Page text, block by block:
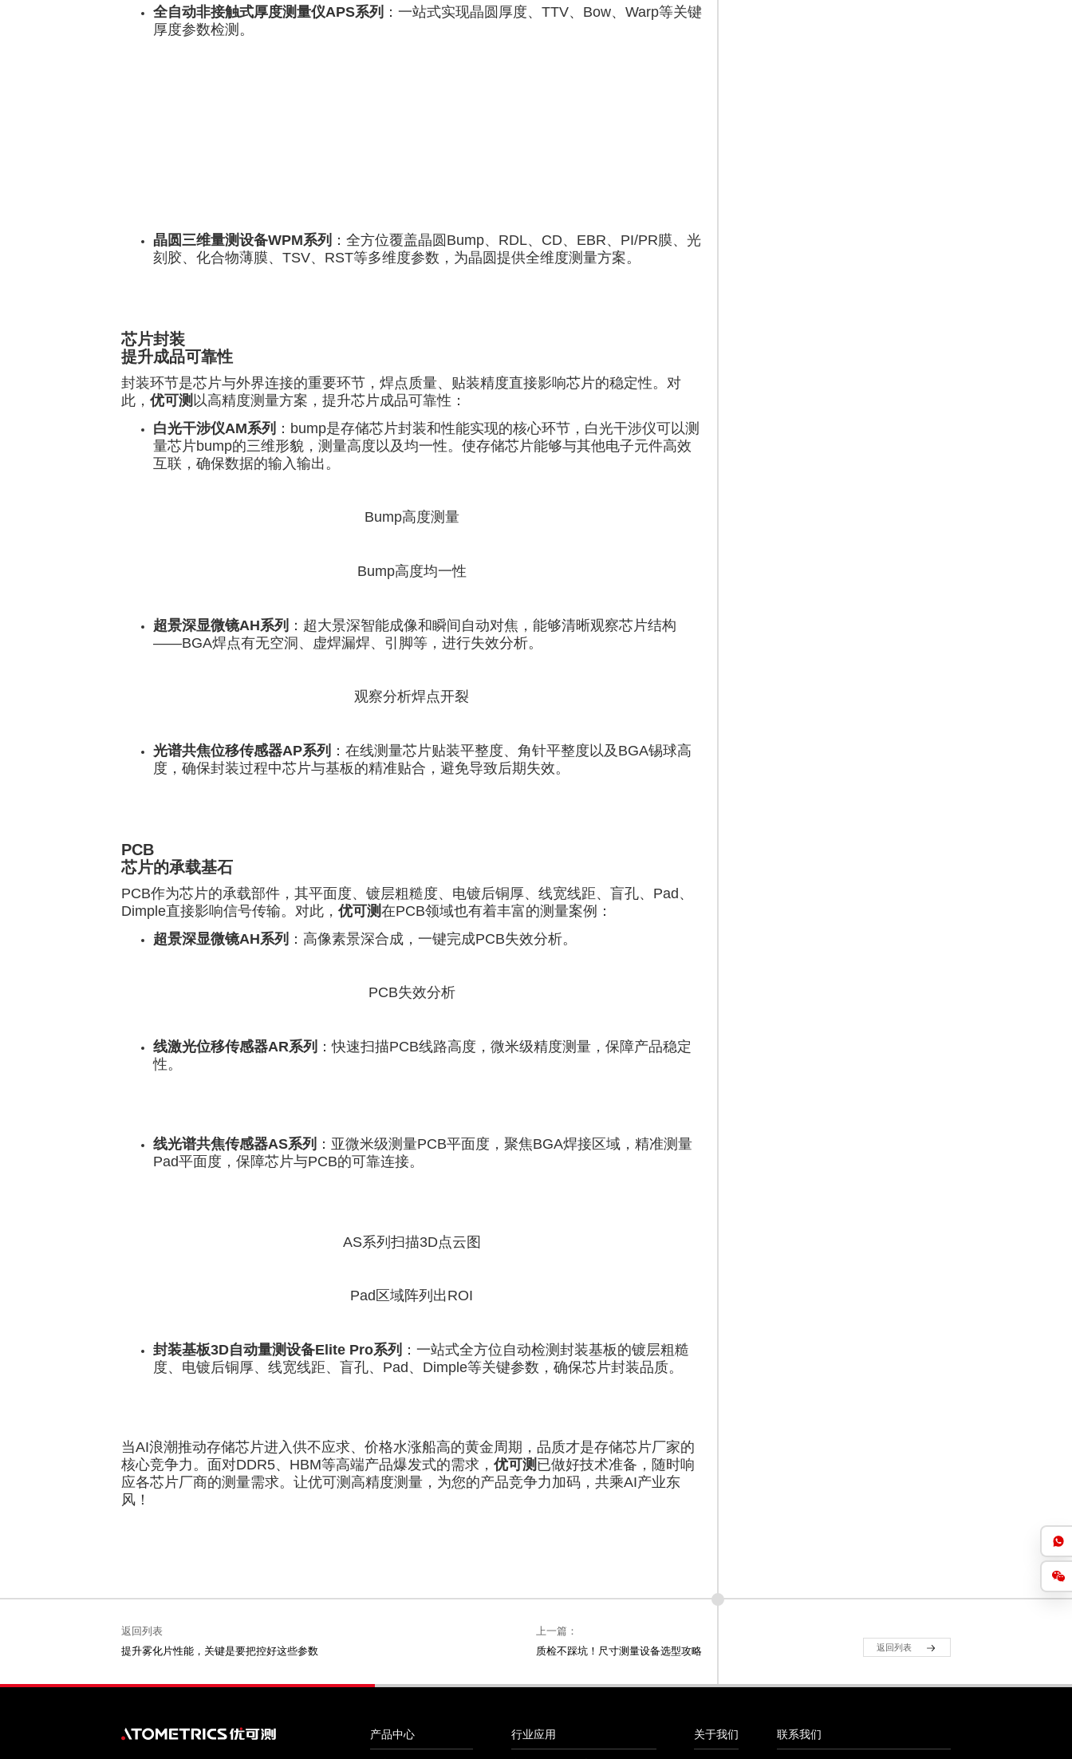
全自动非接触式厚度测量仪APS系列 ：一站式实现晶圆厚度、TTV、Bow、Warp等关键
厚度参数检测。
晶圆三维量测设备WPM系列 ：全方位覆盖晶圆Bump、RDL、CD、EBR、PI/PR膜、光
刻胶、化合物薄膜、TSV、RST等多维度参数，为晶圆提供全维度测量方案。
芯片封装
提升成品可靠性
封装环节是芯片与外界连接的重要环节，焊点质量、贴装精度直接影响芯片的稳定性。对
此， 优可测 以高精度测量方案，提升芯片成品可靠性：
白光干涉仪AM系列 ：bump是存储芯片封装和性能实现的核心环节，白光干涉仪可以测
量芯片bump的三维形貌，测量高度以及均一性。使存储芯片能够与其他电子元件高效
互联，确保数据的输入输出。
Bump高度测量
Bump高度均一性
超景深显微镜AH系列 ：超大景深智能成像和瞬间自动对焦，能够清晰观察芯片结构
——BGA焊点有无空洞、虚焊漏焊、引脚等，进行失效分析。
观察分析焊点开裂
光谱共焦位移传感器AP系列 ：在线测量芯片贴装平整度、角针平整度以及BGA锡球高
度，确保封装过程中芯片与基板的精准贴合，避免导致后期失效。
PCB
芯片的承载基石
PCB作为芯片的承载部件，其平面度、镀层粗糙度、电镀后铜厚、线宽线距、盲孔、Pad、
Dimple直接影响信号传输。对此， 优可测在PCB领域也有着丰富的测量案例：
超景深显微镜AH系列 ：高像素景深合成，一键完成PCB失效分析。
PCB失效分析
线激光位移传感器AR系列 ：快速扫描PCB线路高度，微米级精度测量，保障产品稳定
性。
线光谱共焦传感器AS系列 ：亚微米级测量PCB平面度，聚焦BGA焊接区域，精准测量
Pad平面度，保障芯片与PCB的可靠连接。
AS系列扫描3D点云图
Pad区域阵列出ROI
封装基板3D自动量测设备Elite Pro系列 ：一站式全方位自动检测封装基板的镀层粗糙
度、电镀后铜厚、线宽线距、盲孔、Pad、Dimple等关键参数，确保芯片封装品质。
当AI浪潮推动存储芯片进入供不应求、价格水涨船高的黄金周期，品质才是存储芯片厂家的
核心竞争力。面对DDR5、HBM等高端产品爆发式的需求， 优可测 已做好技术准备，随时响
应各芯片厂商的测量需求。让优可测高精度测量，为您的产品竞争力加码，共乘AI产业东
风！
返回列表
提升雾化片性能，关键是要把控好这些参数
上一篇：
质检不踩坑！尺寸测量设备选型攻略
返回列表
产品中心 行业应用 关于我们 联系我们